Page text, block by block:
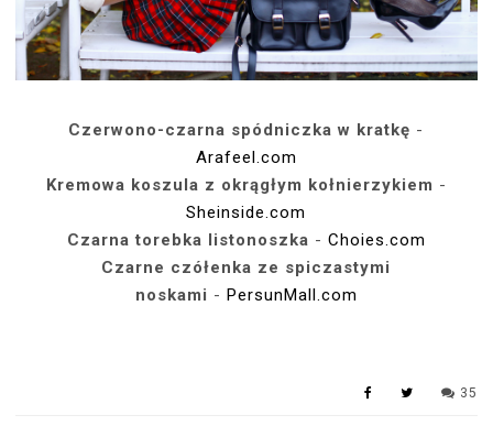
Czerwono-czarna spódniczka w kratkę -
Arafeel.com
Kremowa koszula z okrągłym kołnierzykiem -
Sheinside.com
Czarna torebka listonoszka - Choies.com
Czarne czółenka ze spiczastymi
noskami - PersunMall.com
35